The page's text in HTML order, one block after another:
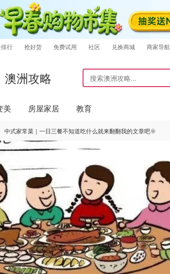
排行 抢好货 免费试用 社区 兑换商城 商家导航
澳洲攻略
美 房屋家居 教育
中式家常菜｜一日三餐不知道吃什么就来翻翻我的文章吧🌞